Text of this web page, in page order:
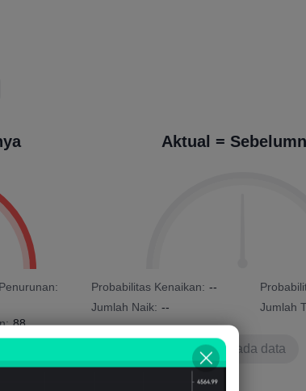
88
Aktual =
Probabilitas Kenaikan: --
Jumlah Naik: --
Jumlah
Tidak ada data